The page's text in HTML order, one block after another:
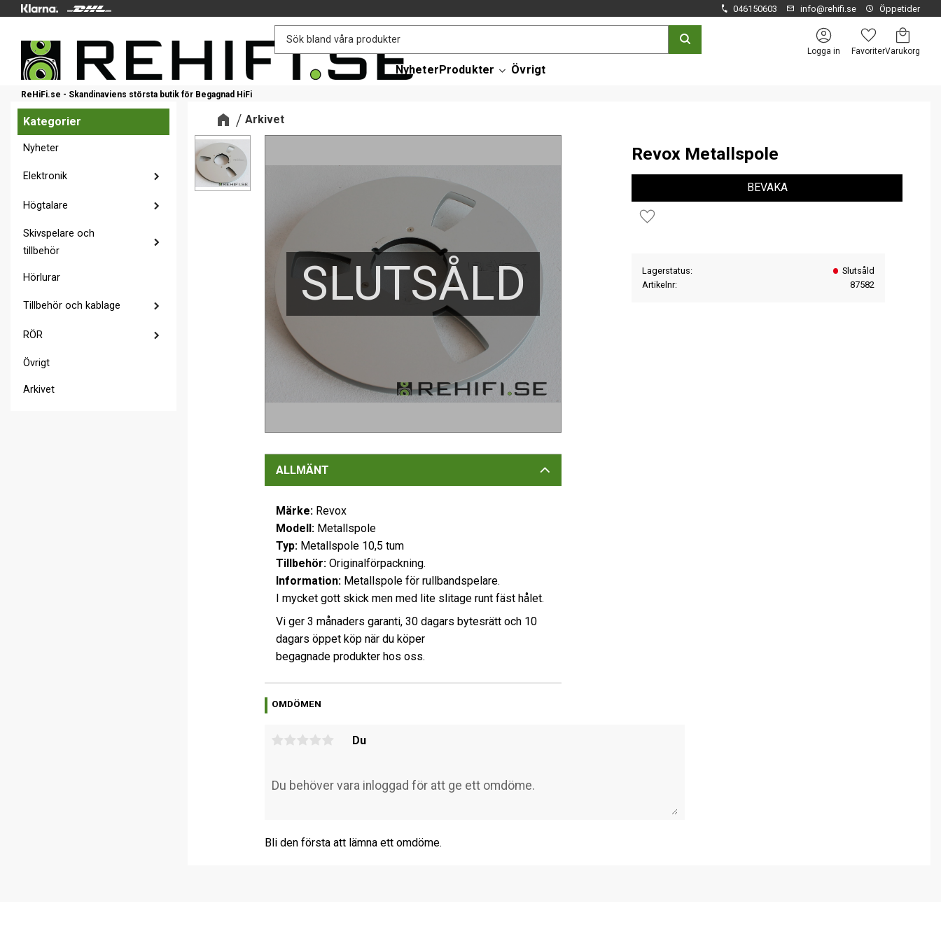
046150603 info@rehifi.se Öppetider
ReHiFi.se - Skandinaviens största butik för Begagnad HiFi
Logga in
Favoriter
Kundvagn
NyheterProdukter Övrigt
Arkivet
Revox Metallspole
SLUTSÅLD
Lägg till i favoriter
BEVAKA
Lagerstatus
Slutsåld
Artikelnr
87582
ALLMÄNT
Märke:Revox
Modell: Metallspole
Typ:Metallspole 10,5 tum
Tillbehör: Originalförpackning.
Information: Metallspole för rullbandspelare.
I mycket gott skick men med lite slitage runt fäst hålet.
Vi ger 3 månaders garanti, 30 dagars bytesrätt och 10
dagars öppet köp när du köper
begagnade produkter hos oss.
OMDÖMEN
Du
Bli den första att lämna ett omdöme.
Kategorier
Nyheter
Elektronik
Högtalare
Skivspelare och
tillbehör
Hörlurar
Tillbehör och kablage
RÖR
Övrigt
Arkivet